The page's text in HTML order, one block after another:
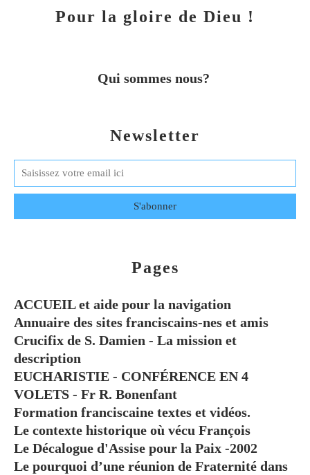
Newsletter
Pages
ACCUEIL et aide pour la navigation
Annuaire des sites franciscains-nes et amis
Crucifix de S. Damien - La mission et
description
EUCHARISTIE - CONFÉRENCE EN 4
VOLETS - Fr R. Bonenfant
Formation franciscaine textes et vidéos.
Le contexte historique où vécu François
Le Décalogue d'Assise pour la Paix -2002
Le pourquoi d’une réunion de Fraternité dans
Pour la gloire de Dieu !
Qui sommes nous?